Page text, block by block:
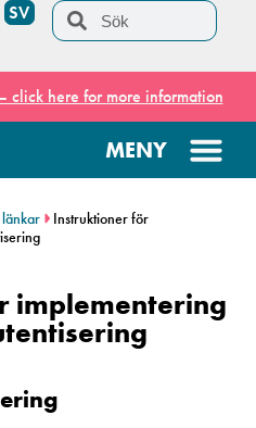
SV
click here for more information
Instruktioner för
implementering